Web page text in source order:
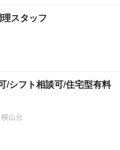
スタッフ
/シフト相談可/住宅型有料
山台